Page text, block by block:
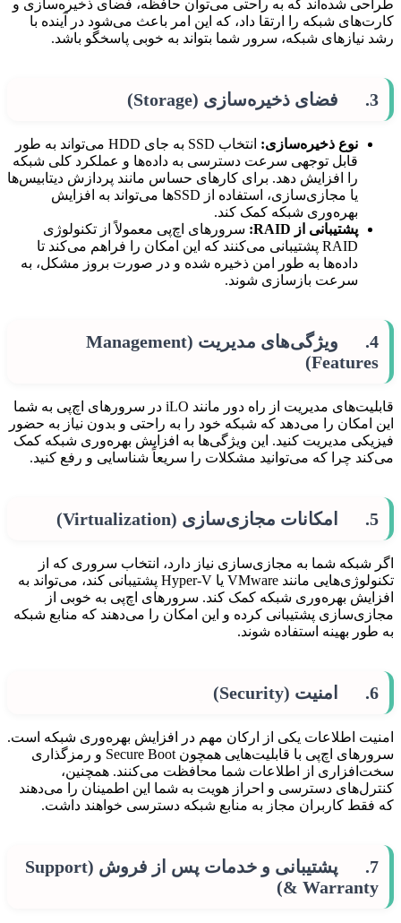
طراحی شده‌اند که به راحتی می‌توان حافظه، فضای ذخیره‌سازی و
کارت‌های شبکه را ارتقا داد، که این امر باعث می‌شود در آینده با
رشد نیازهای شبکه، سرور شما بتواند به خوبی پاسخگو باشد.
3. فضای ذخیره‌سازی (Storage)
نوع ذخیره‌سازی:
انتخاب SSD به جای HDD می‌تواند به طور
قابل توجهی سرعت دسترسی به داده‌ها و عملکرد کلی شبکه
را افزایش دهد. برای کارهای حساس مانند پردازش دیتابیس‌ها
یا مجازی‌سازی، استفاده از SSD‌ها می‌تواند به افزایش
بهره‌وری شبکه کمک کند.
پشتیبانی از
: سرورهای اچ‌پی معمولاً از تکنولوژی
RAID پشتیبانی می‌کنند که این امکان را فراهم می‌کند تا
داده‌ها به طور امن ذخیره شده و در صورت بروز مشکل، به
سرعت بازسازی شوند.
4. ویژگی‌های مدیریت (Management
Features)
قابلیت‌های مدیریت از راه دور مانند iLO در سرورهای اچ‌پی به شما
این امکان را می‌دهد که شبکه خود را به راحتی و بدون نیاز به حضور
فیزیکی مدیریت کنید. این ویژگی‌ها به افزایش بهره‌وری شبکه کمک
می‌کند چرا که می‌توانید مشکلات را سریعاً شناسایی و رفع کنید.
5. امکانات مجازی‌سازی (Virtualization)
اگر شبکه شما به مجازی‌سازی نیاز دارد، انتخاب سروری که از
تکنولوژی‌هایی مانند VMware یا Hyper-V پشتیبانی کند، می‌تواند به
افزایش بهره‌وری شبکه کمک کند. سرورهای اچ‌پی به خوبی از
مجازی‌سازی پشتیبانی کرده و این امکان را می‌دهند که منابع شبکه
به طور بهینه استفاده شوند.
6. امنیت (Security)
امنیت اطلاعات یکی از ارکان مهم در افزایش بهره‌وری شبکه است.
سرورهای اچ‌پی با قابلیت‌هایی همچون Secure Boot و رمزگذاری
سخت‌افزاری از اطلاعات شما محافظت می‌کنند. همچنین،
کنترل‌های دسترسی و احراز هویت به شما این اطمینان را می‌دهند
که فقط کاربران مجاز به منابع شبکه دسترسی خواهند داشت.
7. پشتیبانی و خدمات پس از فروش (Support
& Warranty)